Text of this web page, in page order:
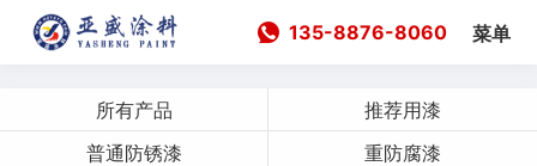
135-8876-8060 菜单
所有产品
推荐用漆
普通防锈漆
重防腐漆